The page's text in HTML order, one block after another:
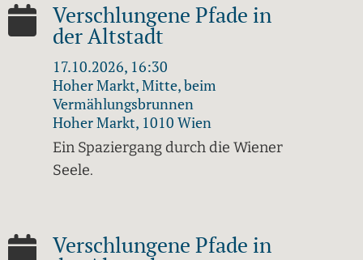
Verschlungene Pfade in
der Altstadt
17.10.2026, 16:30
Hoher Markt, Mitte, beim
Vermählungsbrunnen
Hoher Markt, 1010 Wien
Ein Spaziergang durch die Wiener
Seele.
Verschlungene Pfade in